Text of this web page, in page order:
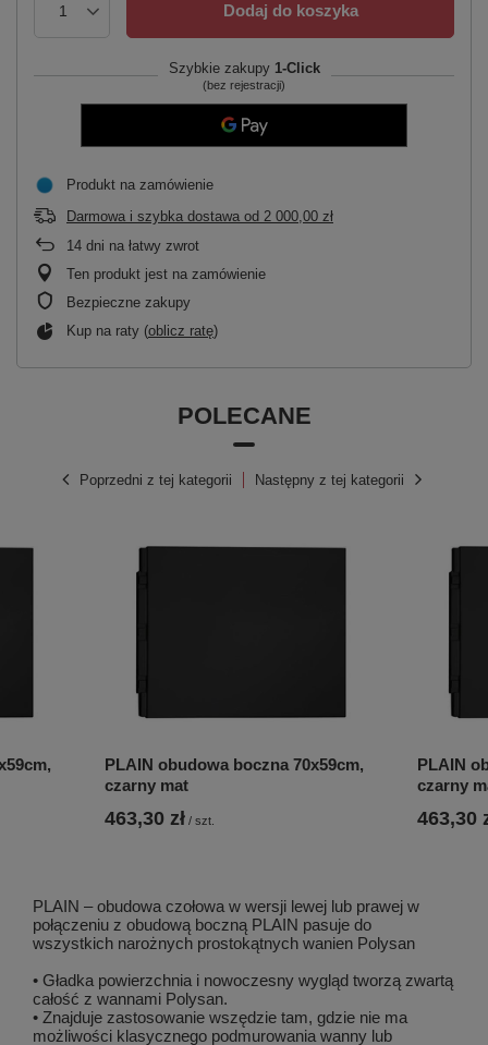
Dodaj do koszyka
Szybkie zakupy 1-Click
(bez rejestracji)
Produkt na zamówienie
Darmowa i szybka dostawa od 2 000,00 zł
14 dni na łatwy zwrot
Ten produkt jest na zamówienie
Bezpieczne zakupy
Kup na raty (oblicz ratę)
POLECANE
Poprzedni z tej kategorii
PLAIN obudowa boczna 70x59cm,
czarny mat
463,30 zł / szt.
PLAIN
czarny
463,30
Następny z tej kategorii
PLAIN – obudowa czołowa w wersji lewej lub prawej w
połączeniu z obudową boczną PLAIN pasuje do
wszystkich narożnych prostokątnych wanien Polysan
• Gładka powierzchnia i nowoczesny wygląd tworzą zwartą
całość z wannami Polysan.
• Znajduje zastosowanie wszędzie tam, gdzie nie ma
możliwości klasycznego podmurowania wanny lub